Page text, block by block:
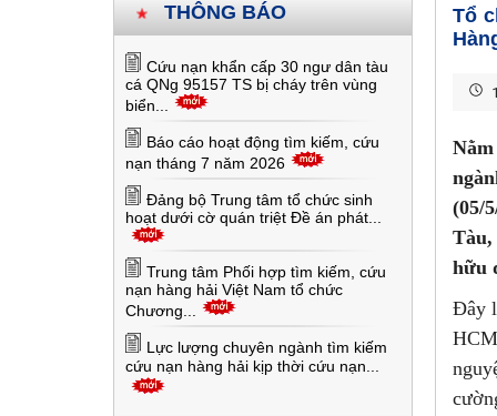
THÔNG BÁO
Cứu nạn khẩn cấp 30 ngư dân tàu
cá QNg 95157 TS bị cháy trên vùng
biển...
Báo cáo hoạt động tìm kiếm, cứu
nạn tháng 7 năm 2026
Đảng bộ Trung tâm tổ chức sinh
hoạt dưới cờ quán triệt Đề án phát...
Trung tâm Phối hợp tìm kiếm, cứu
nạn hàng hải Việt Nam tổ chức
Chương...
Lực lượng chuyên ngành tìm kiếm
cứu nạn hàng hải kịp thời cứu nạn...
Tổ
(05/
Tàu,
hữu
Đây